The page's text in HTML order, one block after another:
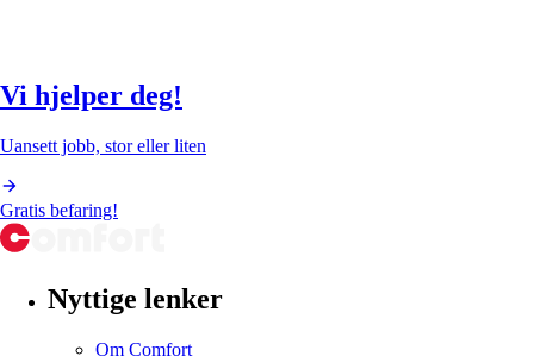
Vi hjelper deg!
Uansett jobb, stor eller liten
Gratis befaring!
Nyttige lenker
Om Comfort